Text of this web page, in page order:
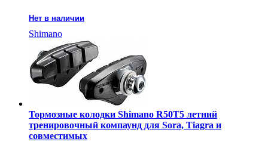
Нет в наличии
Shimano
Тормозные колодки Shimano R50T5 летний
тренировочный компаунд для Sora, Tiagra и
совместимых